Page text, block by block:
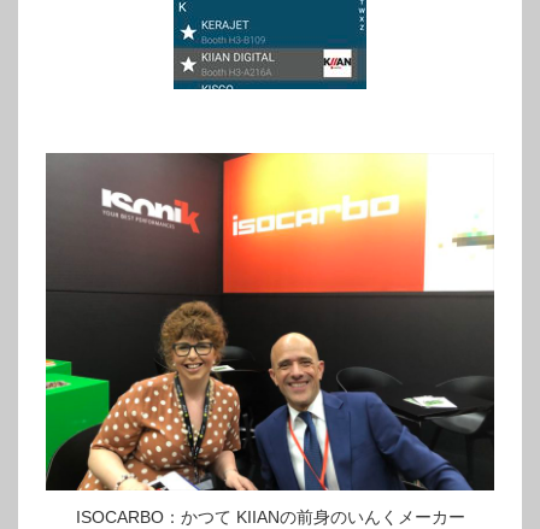
ISOCARBO：かつて KIIANの前身のいんくメーカー